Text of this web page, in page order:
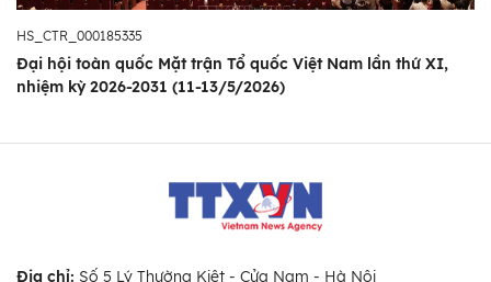
HS_CTR_000185335
Đại hội toàn quốc Mặt trận Tổ quốc Việt Nam lần thứ XI,
nhiệm kỳ 2026-2031 (11-13/5/2026)
Địa chỉ: Số 5 Lý Thường Kiệt - Cửa Nam - Hà Nội